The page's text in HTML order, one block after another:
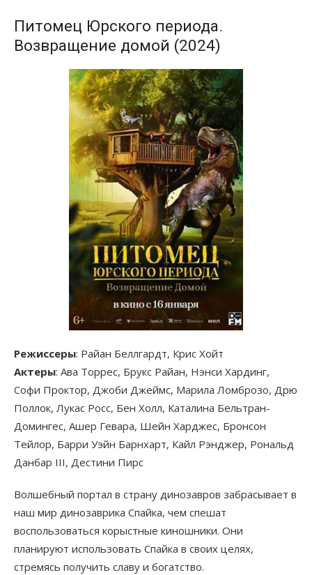
Питомец Юрского периода.
Возвращение домой (2024)
Режиссеры: Райан Беллгардт, Крис Хойт
Актеры: Ава Торрес, Брукс Райан, Нэнси Хардинг,
Софи Проктор, Джоби Джеймс, Марила Ломброзо, Дрю
Поллок, Лукас Росс, Бен Холл, Каталина Бельтран-
Домингес, Ашер Гевара, Шейн Харджес, Бронсон
Тейлор, Барри Уэйн Барнхарт, Кайл Рэнджер, Рональд
Данбар III, Дестини Пирс
Волшебный портал в страну динозавров забрасывает в
наш мир динозаврика Спайка, чем спешат
воспользоваться корыстные киношники. Они
планируют использовать Спайка в своих целях,
стремясь получить славу и богатство.